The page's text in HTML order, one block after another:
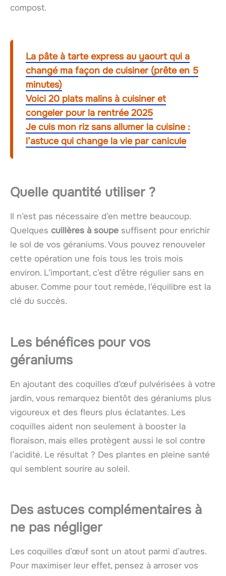
compost.
La pâte à tarte express au yaourt qui a
changé ma façon de cuisiner (prête en 5
minutes)
Voici 20 plats malins à cuisiner et
congeler pour la rentrée 2025
Je cuis mon riz sans allumer la cuisine :
l’astuce qui change la vie par canicule
Quelle quantité utiliser ?
Il n’est pas nécessaire d’en mettre beaucoup.
Quelques cuillères à soupe suffisent pour enrichir
le sol de vos géraniums. Vous pouvez renouveler
cette opération une fois tous les trois mois
environ. L’important, c’est d’être régulier sans en
abuser. Comme pour tout remède, l’équilibre est la
clé du succès.
Les bénéfices pour vos
géraniums
En ajoutant des coquilles d’œuf pulvérisées à votre
jardin, vous remarquez bientôt des géraniums plus
vigoureux et des fleurs plus éclatantes. Les
coquilles aident non seulement à booster la
floraison, mais elles protègent aussi le sol contre
l’acidité. Le résultat ? Des plantes en pleine santé
qui semblent sourire au soleil.
Des astuces complémentaires à
ne pas négliger
Les coquilles d’œuf sont un atout parmi d’autres.
Pour maximiser leur effet, pensez à arroser vos